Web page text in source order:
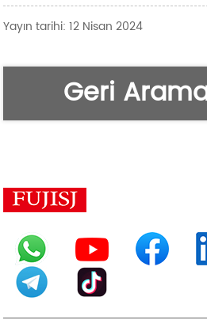
Yayın tarihi: 12 Nisan 2024
Geri